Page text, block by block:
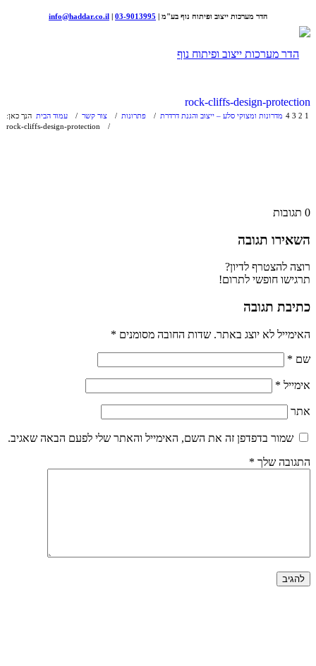
הדר מערכות ייצוב ופיתוח נוף בע"מ | 03-9013995
|
info@haddar.co.il
rock-cliffs-design-protection
הנך כאן: עמוד הבית 1
/ צור קשר 2
/ פתרונות 3
/ מדרונות ומצוקי סלע – ייצוב והגנת דרדרת 4
/
rock-cliffs-design-protection
0 תגובות
השאירו תגובה
רוצה להצטרף לדיון?
תרגישו חופשי לתרום!
כתיבת תגובה
האימייל לא יוצג באתר. שדות החובה מסומנים *
שם *
אימייל *
אתר
שמור בדפדפן זה את השם, האימייל והאתר שלי לפעם הבאה שאגיב.
התגובה שלך *